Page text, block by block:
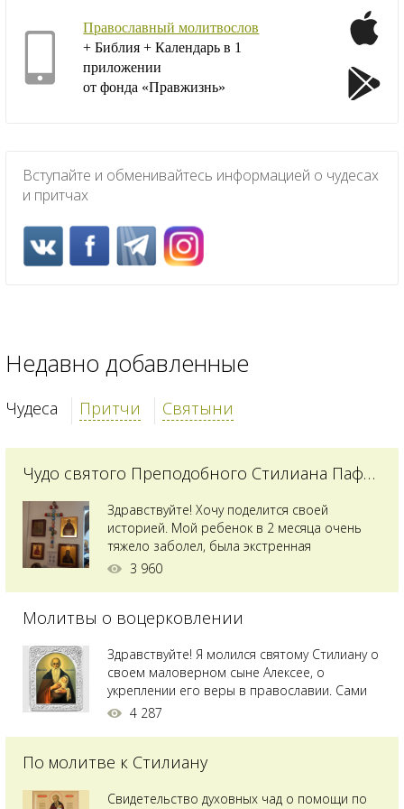
Православный молитвослов
+ Библия + Календарь в 1
приложении
от фонда «Правжизнь»
Вступайте и обменивайтесь информацией о чудесах
и притчах
Недавно добавленные
Чудеса Притчи Святыни
Чудо святого Преподобного Стилиана Пафлагонского
Здравствуйте! Хочу поделится своей
историей. Мой ребенок в 2 месяца очень
тяжело заболел, была экстренная
сложнейшая операция, состояние после
святого Владимира я увидела незнакомую
позже прочитав про него, узнала про
Преподобного...
3 960
Молитвы о воцерковлении
Здравствуйте! Я молился святому Стилиану о
своем маловерном сыне Алексее, о
укреплении его веры в православии. Сами
мы с супругой воцерковлены. Через год
вершину. Приложились к множеству святынь
4 287
По молитве к Стилиану
Свидетельство духовных чад о помощи по